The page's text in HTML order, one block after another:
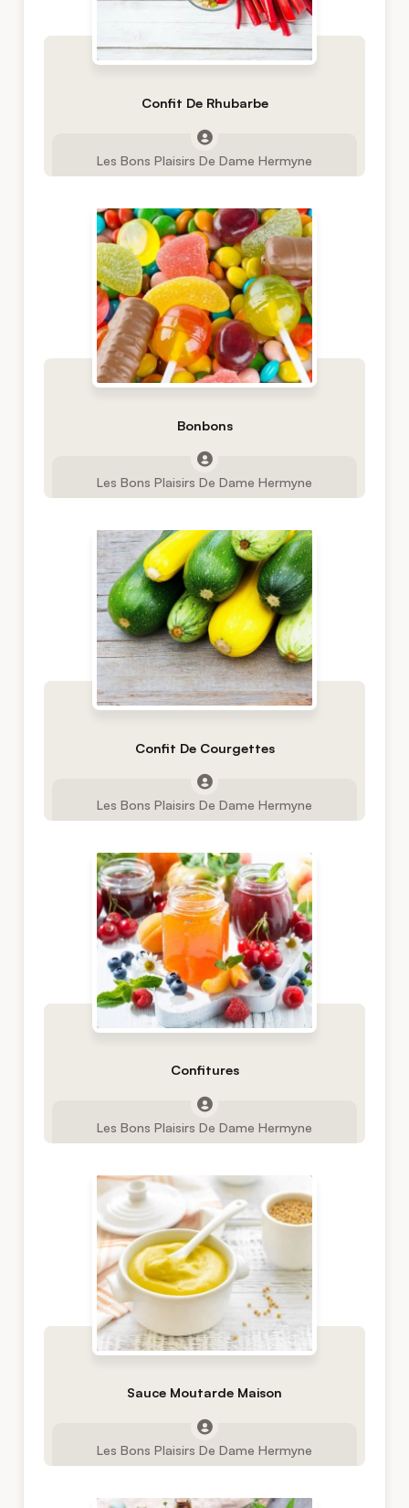
Confit De Rhubarbe
Les Bons Plaisirs De Dame Hermyne
Bonbons
Les Bons Plaisirs De Dame Hermyne
Confit De Courgettes
Les Bons Plaisirs De Dame Hermyne
Confitures
Les Bons Plaisirs De Dame Hermyne
Sauce Moutarde Maison
Les Bons Plaisirs De Dame Hermyne